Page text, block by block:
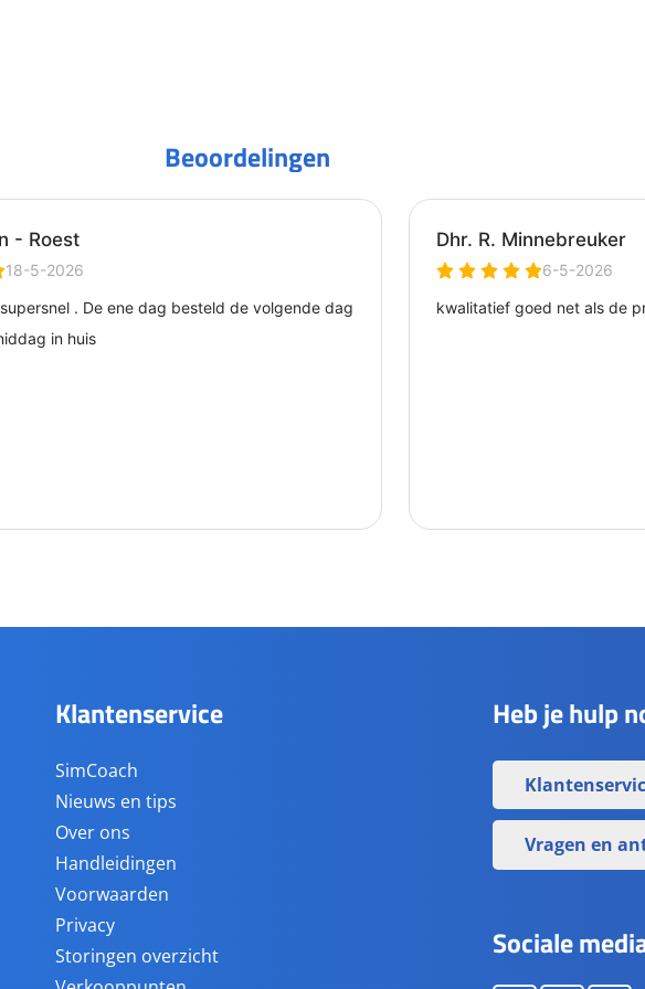
Beoordelingen
Klantenservice
SimCoach
Nieuws en tips
Over ons
Handleidingen
Voorwaarden
Privacy
Storingen overzicht
Heb je hulp
Vragen en
Sociale